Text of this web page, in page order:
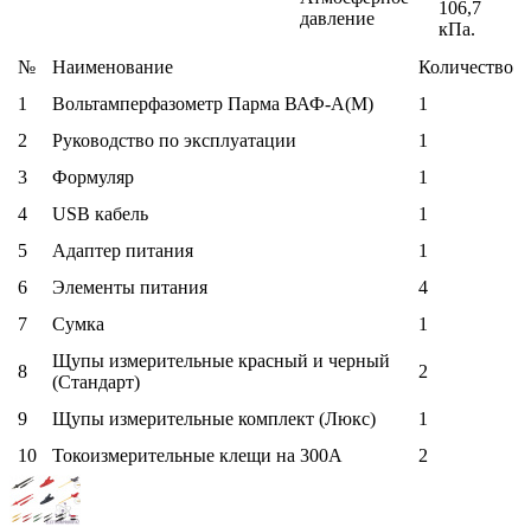
давление
106,7
кПа.
№
Наименование
Количество
1
Вольтамперфазометр Парма ВАФ-А(М)
1
2
Руководство по эксплуатации
1
3
Формуляр
1
4
USB кабель
1
5
Адаптер питания
1
6
Элементы питания
4
7
Сумка 1
8
Щупы измерительные красный и черный
(Стандарт)
2
9 Щупы измерительные комплект (Люкс)
1
10
Токоизмерительные клещи на 300А 2